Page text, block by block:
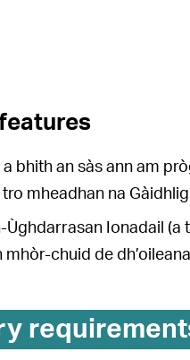
bhith an sàs ann am
tro mheadhan na
Ùghdarrasan Ionadail
mhòr-chuid de